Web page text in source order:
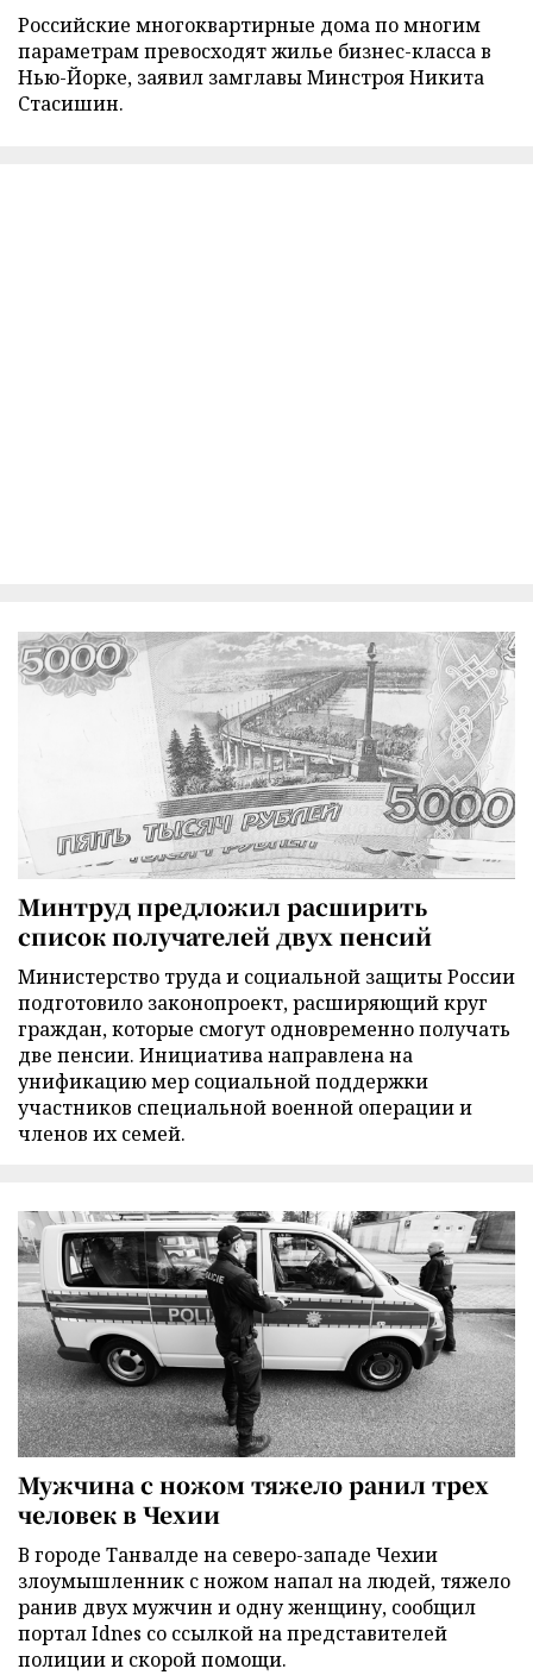
Российские многоквартирные дома по многим
параметрам превосходят жилье бизнес-класса в
Нью-Йорке, заявил замглавы Минстроя Никита
Стасишин.
Минтруд предложил расширить
список получателей двух пенсий
Министерство труда и социальной защиты России
подготовило законопроект, расширяющий круг
граждан, которые смогут одновременно получать
две пенсии. Инициатива направлена на
унификацию мер социальной поддержки
участников специальной военной операции и
членов их семей.
Мужчина с ножом тяжело ранил трех
человек в Чехии
В городе Танвалде на северо-западе Чехии
злоумышленник с ножом напал на людей, тяжело
ранив двух мужчин и одну женщину, сообщил
портал Idnes со ссылкой на представителей
полиции и скорой помощи.